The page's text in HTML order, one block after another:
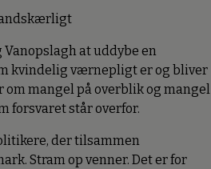
Vanopslagh at uddybe en
kvindelig værnepligt er og bliver
om mangel på overblik og mangel
forsvaret står overfor.
der tilsammen
Stram op venner. Det er for